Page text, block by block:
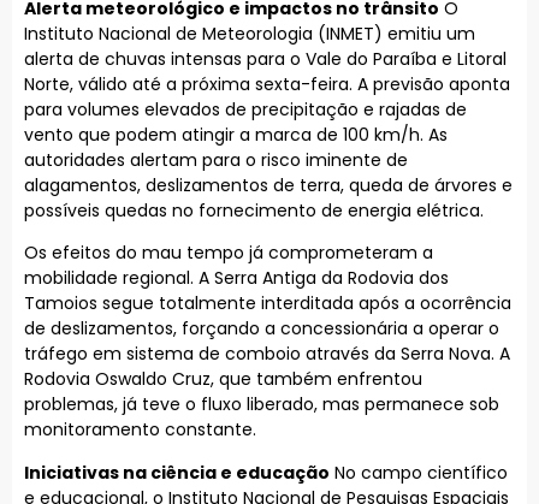
Alerta meteorológico e impactos no trânsito O
Instituto Nacional de Meteorologia (INMET) emitiu um
alerta de chuvas intensas para o Vale do Paraíba e Litoral
Norte, válido até a próxima sexta-feira. A previsão aponta
para volumes elevados de precipitação e rajadas de
vento que podem atingir a marca de 100 km/h. As
autoridades alertam para o risco iminente de
alagamentos, deslizamentos de terra, queda de árvores e
possíveis quedas no fornecimento de energia elétrica.
Os efeitos do mau tempo já comprometeram a
mobilidade regional. A Serra Antiga da Rodovia dos
Tamoios segue totalmente interditada após a ocorrência
de deslizamentos, forçando a concessionária a operar o
tráfego em sistema de comboio através da Serra Nova. A
Rodovia Oswaldo Cruz, que também enfrentou
problemas, já teve o fluxo liberado, mas permanece sob
monitoramento constante.
Iniciativas na ciência e educação No campo científico
e educacional, o Instituto Nacional de Pesquisas Espaciais